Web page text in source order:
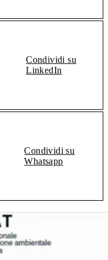
Condividi su
LinkedIn
Condividi su
Whatsapp